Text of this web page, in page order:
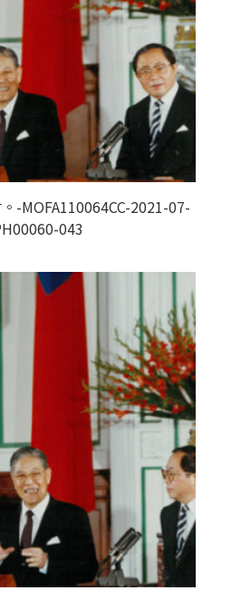
-MOFA110064CC-2021-07-
043